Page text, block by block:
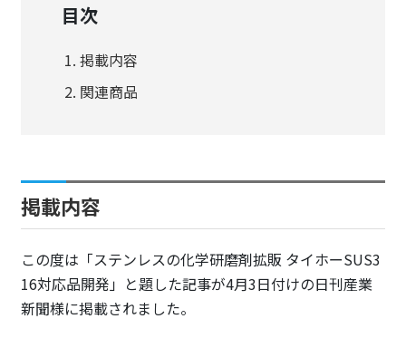
目次
掲載内容
関連商品
掲載内容
この度は「ステンレスの化学研磨剤拡販 タイホーSUS3
16対応品開発」と題した記事が4月3日付けの日刊産業
新聞様に掲載されました。